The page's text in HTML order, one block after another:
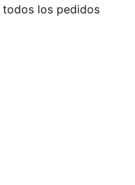
diseñada
los pedidos